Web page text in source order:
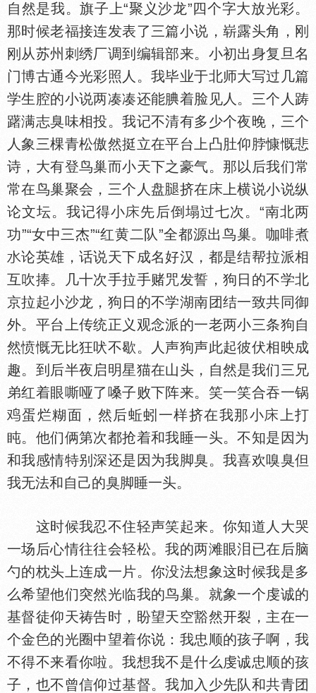
自然是我。旗子上“聚义沙龙”四个字大放光彩。
那时候老福接连发表了三篇小说，崭露头角，刚
刚从苏州刺绣厂调到编辑部来。小初出身复旦名
门博古通今光彩照人。我毕业于北师大写过几篇
学生腔的小说两凑凑还能腆着脸见人。三个人踌
躇满志臭味相投。我记不清有多少个夜晚，三个
人象三棵青松傲然挺立在平台上凸肚仰脖慷慨悲
诗，大有登鸟巢而小天下之豪气。那以后我们常
常在鸟巢聚会，三个人盘
挤在
上横说小说纵
论文坛。我记得小
先后倒塌过七次。“南北两
功”“女中三杰”“红黄二队”全都源出鸟巢。咖啡煮
论英雄，话说天下成名好汉，都是结帮拉派相
互吹捧。几十次手拉手赌咒发誓，狗日的不学北
京拉起小沙龙，狗日的不学湖南团结一致共同御
外。平台上传统正义观念派的一老两小三条狗自
然愤慨无比狂吠不歇。人声狗声此起彼伏相映成
趣。到后半夜启明星猫在山头，自然是我们三兄
弟红着眼嘶哑了嗓子败下阵来。笑一笑合吞一锅
蛋烂糊面，然后蚯蚓一样挤在我那小
上打
盹。他们俩第次都抢着和我睡一头。不知是因为
和我感情特别深还是因为我脚臭。我喜欢嗅臭但
我无法和自己的臭脚睡一头。
这时候我忍不住轻声笑起来。你知道人大哭
一场后心情往往会轻松。我的两滩眼泪已在后脑
勺的枕头上连成一片。你没法想象这时候我是多
么希望他们突然光临我的鸟巢。就象一个虔诚的
基督徒仰天祷告时，盼望天空豁然开裂，主在一
个金
的光圈中望着你说：我忠顺的孩子啊，我
不得不来看你啦。我想我不是什么虔诚忠顺的孩
子，也不曾信仰过基督。我加入少先队和共青团